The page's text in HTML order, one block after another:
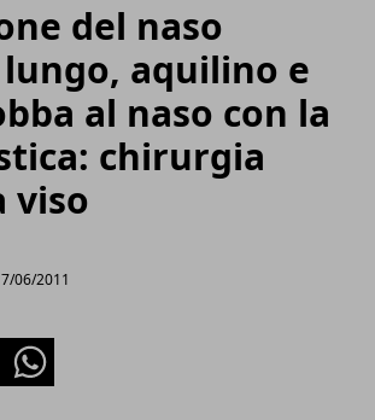
del naso
aquilino e
al naso con la
chirurgia
viso
06/2011
Whatsapp